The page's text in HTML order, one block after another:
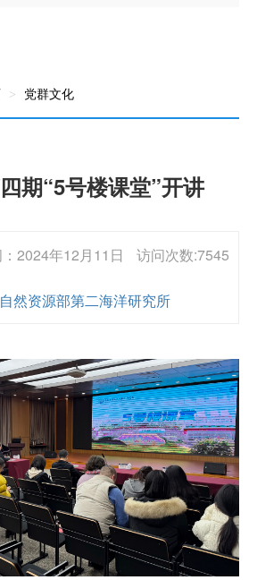
党群文化
期“5号楼课堂”开讲
2024年12月11日 访问次数:7545
自然资源部第二海洋研究所